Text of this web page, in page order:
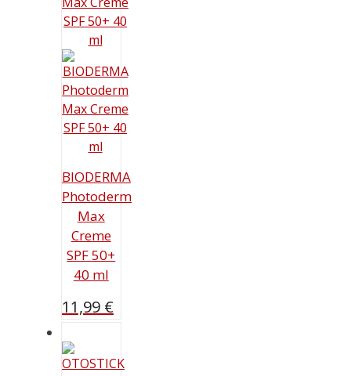
BIODERMA
Photoderm
Max
Creme
SPF 50+
40 ml
11,99 €